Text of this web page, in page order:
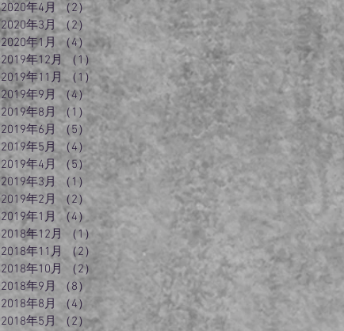
2020年4月 （2）2件の記事
2020年3月 （2） 2件の記事
2020年1月 （4）4件の記事
2019年12月
（1）
1件の記事
2019年11月 （1）
1件の記事
2019年9月 （4）4件の記事
2019年8月
（1）
1件の記事
2019年6月
（5） 5件の記事
2019年5月 （4）
4件の記事
2019年4月
（5）5件の記事
2019年3月
（1）
1件の記事
2019年2月
（2） 2件の記事
2019年1月 （4） 4件の記事
2018年12月
（1）
1件の記事
2018年11月
（2）
2件の記事
2018年10月
（2）
2018年9月
（8）
8件の記事
2018年8月
（4）
4件の記事
2018年5月 （2）2件の記事